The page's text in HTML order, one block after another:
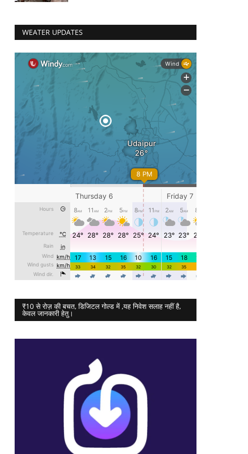
WEATER UPDATES
₹10 से रोज़ की बचत, डिजिटल गोल्ड में ,यह निवेश सलाह नहीं है,
केवल जानकारी हेतु।